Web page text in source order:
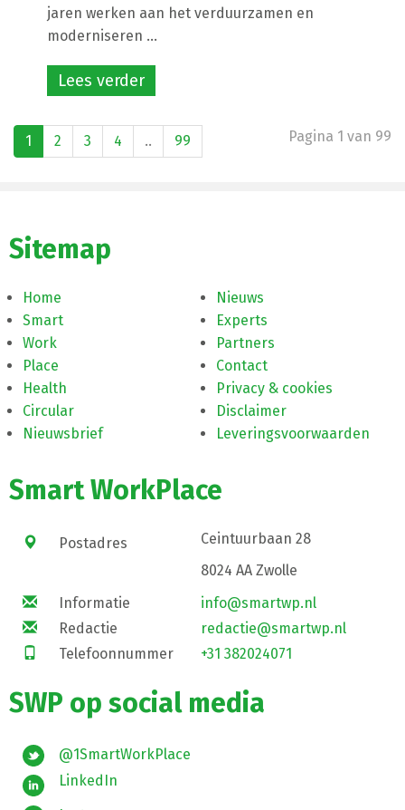
jaren werken aan het verduurzamen en
moderniseren ...
Lees verder
1 2 3 4 .. 99 Pagina 1 van 99
Sitemap
Home
Smart
Work
Place
Health
Circular
Nieuwsbrief
Nieuws
Experts
Partners
Contact
Privacy & cookies
Disclaimer
Leveringsvoorwaarden
Smart WorkPlace
Postadres
Ceintuurbaan 28
8024 AA Zwolle
Informatie
info@smartwp.nl
Redactie
redactie@smartwp.nl
Telefoonnummer
+31 382024071
SWP op social media
@1SmartWorkPlace
LinkedIn